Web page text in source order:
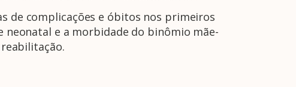
de complicações e óbitos nos primeiros
neonatal e a morbidade do binômio mãe-